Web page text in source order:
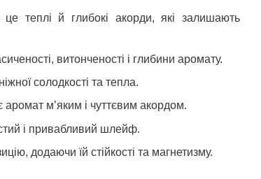
теплі й глибокі акорди, які залишають
витонченості і глибини аромату.
солодкості та тепла.
м’яким і чуттєвим акордом.
і привабливий шлейф.
додаючи їй стійкості та магнетизму.